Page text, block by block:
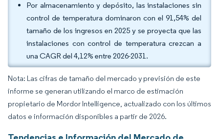
Por almacenamiento y depósito, las instalaciones sin
control de temperatura dominaron con el 91,54% del
tamaño de los ingresos en 2025 y se proyecta que las
instalaciones con control de temperatura crezcan a
una CAGR del 4,12% entre 2026-2031.
Nota: Las cifras de tamaño del mercado y previsión de este
informe se generan utilizando el marco de estimación
propietario de Mordor Intelligence, actualizado con los últimos
datos e información disponibles a partir de 2026.